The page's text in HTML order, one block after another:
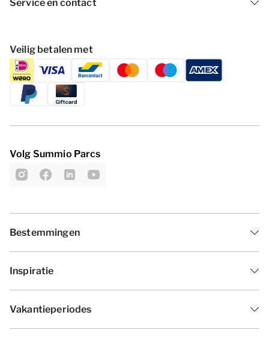
Service en contact
Veilig betalen met
Volg Summio Parcs
Bestemmingen
Inspiratie
Vakantieperiodes